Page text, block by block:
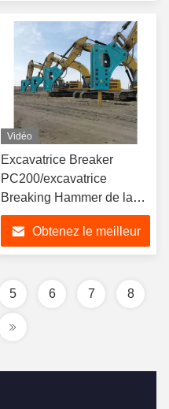
Vidéo
Excavatrice Breaker
PC200/excavatrice
Breaking Hammer de la
CE
Obtenez le meilleur
5 6 7 8